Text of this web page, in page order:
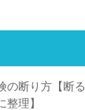
の断り方【断る
整理】